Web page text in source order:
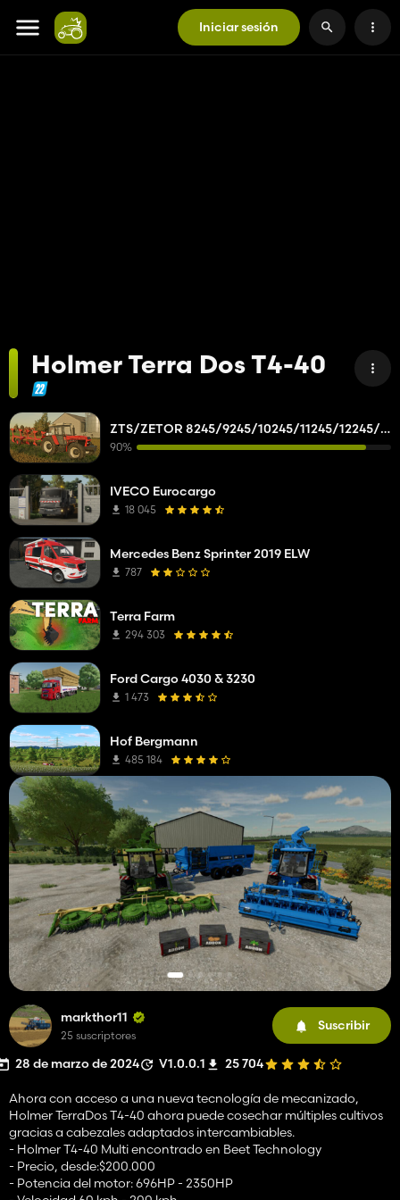
Iniciar sesión
Holmer Terra Dos T4-40
markthor11
25 suscriptores
Suscribir
28 de marzo de 2024 V1.0.0.1 25 704
Ahora con acceso a una nueva tecnología de mecanizado,
Holmer TerraDos T4-40 ahora puede cosechar múltiples cultivos
gracias a cabezales adaptados intercambiables.
- Holmer T4-40 Multi encontrado en Beet Technology
- Precio, desde:$200.000
- Potencia del motor: 696HP - 2350HP
ZTS/ZETOR 8245/9245/10245/11245/12245/14245/16245
90%
IVECO Eurocargo
18 045
Mercedes Benz Sprinter 2019 ELW
787
Terra Farm
294 303
Ford Cargo 4030 & 3230
1 473
Hof Bergmann
485 184